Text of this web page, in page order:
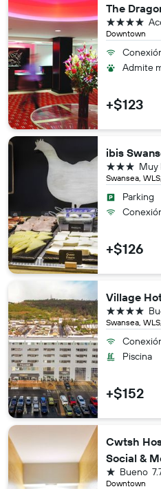
The
Downtown
4 estrellas
Admite
+$123
ibis
Swansea,
Muy
3 estrellas
Parking
+$126
Village
Swansea,
4 estrellas
Piscina
+$152
Cwtsh
Social &
Downtown
Bueno
1 estrella